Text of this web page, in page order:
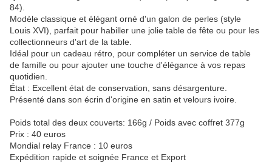
84).
Modèle classique et élégant orné d'un galon de perles (style
Louis XVI), parfait pour habiller une jolie table de fête ou pour les
collectionneurs d'art de la table.
Idéal pour un cadeau rétro, pour compléter un service de table
de famille ou pour ajouter une touche d'élégance à vos repas
quotidien.
État : Excellent état de conservation, sans désargenture.
Présenté dans son écrin d'origine en satin et velours ivoire.
Poids total des deux couverts: 166g / Poids avec coffret 377g
Prix : 40 euros
Mondial relay France : 10 euros
Expédition rapide et soignée France et Export